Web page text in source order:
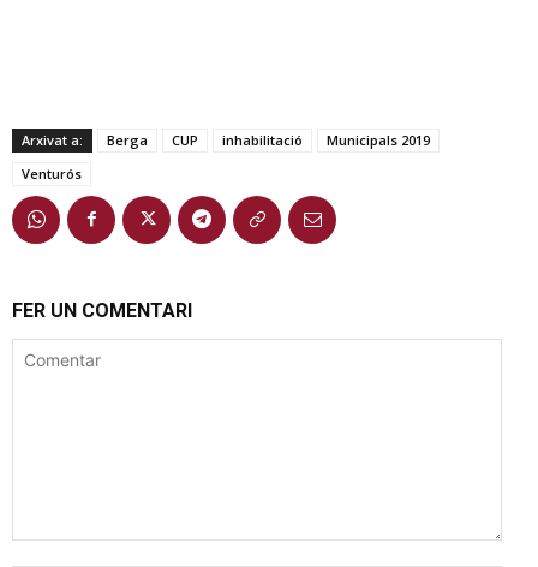
Arxivat a: Berga CUP inhabilitació
Municipals 2019
Venturós
FER UN COMENTARI